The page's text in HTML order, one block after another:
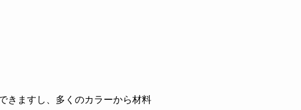
きますし、多くのカラーから材料